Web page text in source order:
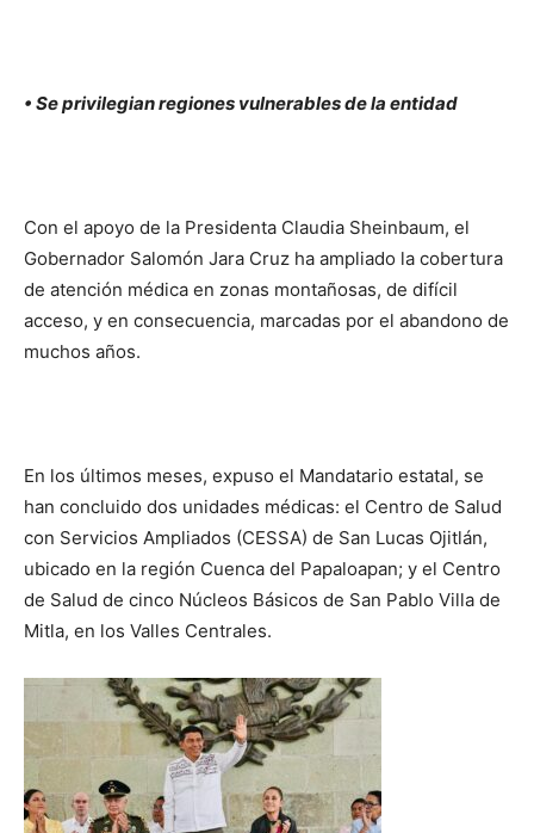
• Se privilegian regiones vulnerables de la entidad
Con el apoyo de la Presidenta Claudia Sheinbaum, el
Gobernador Salomón Jara Cruz ha ampliado la cobertura
de atención médica en zonas montañosas, de difícil
acceso, y en consecuencia, marcadas por el abandono de
muchos años.
En los últimos meses, expuso el Mandatario estatal, se
han concluido dos unidades médicas: el Centro de Salud
con Servicios Ampliados (CESSA) de San Lucas Ojitlán,
ubicado en la región Cuenca del Papaloapan; y el Centro
de Salud de cinco Núcleos Básicos de San Pablo Villa de
Mitla, en los Valles Centrales.